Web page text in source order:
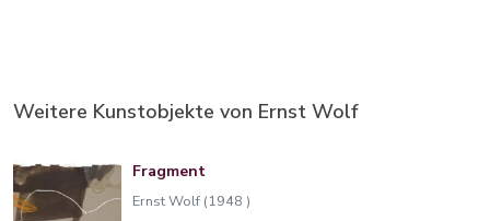
Weitere Kunstobjekte von Ernst Wolf
Fragment
Ernst Wolf (1948 )